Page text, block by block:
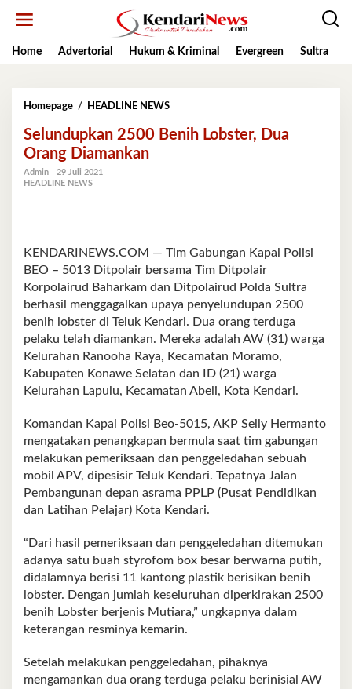
Home
Advertorial Hukum & Kriminal Evergreen Sultra
Homepage / HEADLINE NEWSSelundupkan
Benih
Selundupkan 2500 Benih Lobster, Dua
Orang Diamankan
Admin
29 Juli 2021
HEADLINE NEWS
KENDARINEWS.COM — Tim Gabungan Kapal Polisi
BEO – 5013 Ditpolair bersama Tim Ditpolair
Korpolairud Baharkam dan Ditpolairud Polda Sultra
berhasil menggagalkan upaya penyelundupan 2500
benih lobster di Teluk Kendari. Dua orang terduga
pelaku telah diamankan. Mereka adalah AW (31) warga
Kelurahan Ranooha Raya, Kecamatan Moramo,
Kabupaten Konawe Selatan dan ID (21) warga
Kelurahan Lapulu, Kecamatan Abeli, Kota Kendari.
Komandan Kapal Polisi Beo-5015, AKP Selly Hermanto
mengatakan penangkapan bermula saat tim gabungan
melakukan pemeriksaan dan penggeledahan sebuah
mobil APV, dipesisir Teluk Kendari. Tepatnya Jalan
Pembangunan depan asrama PPLP (Pusat Pendidikan
dan Latihan Pelajar) Kota Kendari.
“Dari hasil pemeriksaan dan penggeledahan ditemukan
adanya satu buah styrofom box besar berwarna putih,
didalamnya berisi 11 kantong plastik berisikan benih
lobster. Dengan jumlah keseluruhan diperkirakan 2500
benih Lobster berjenis Mutiara,” ungkapnya dalam
keterangan resminya kemarin.
Setelah melakukan penggeledahan, pihaknya
mengamankan dua orang terduga pelaku berinisial AW